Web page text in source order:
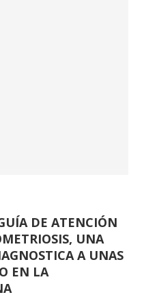
DE ATENCIÓN
UNA
A UNAS
EN LA